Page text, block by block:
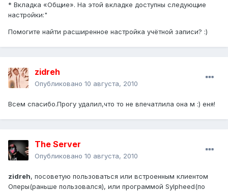
* Вкладка «Общие». На этой вкладке доступны следующие
настройки:"
Помогите найти расширенное настройка учётной записи? :)
zidreh
Опубликовано 10 августа, 2010
Всем спасибо.Прогу удалил,что то не впечатлила она м :) еня!
The Server
Опубликовано 10 августа, 2010
zidreh, посоветую пользоваться или встроенным клиентом
Оперы(раньше пользовался), или программой Sylpheed(по